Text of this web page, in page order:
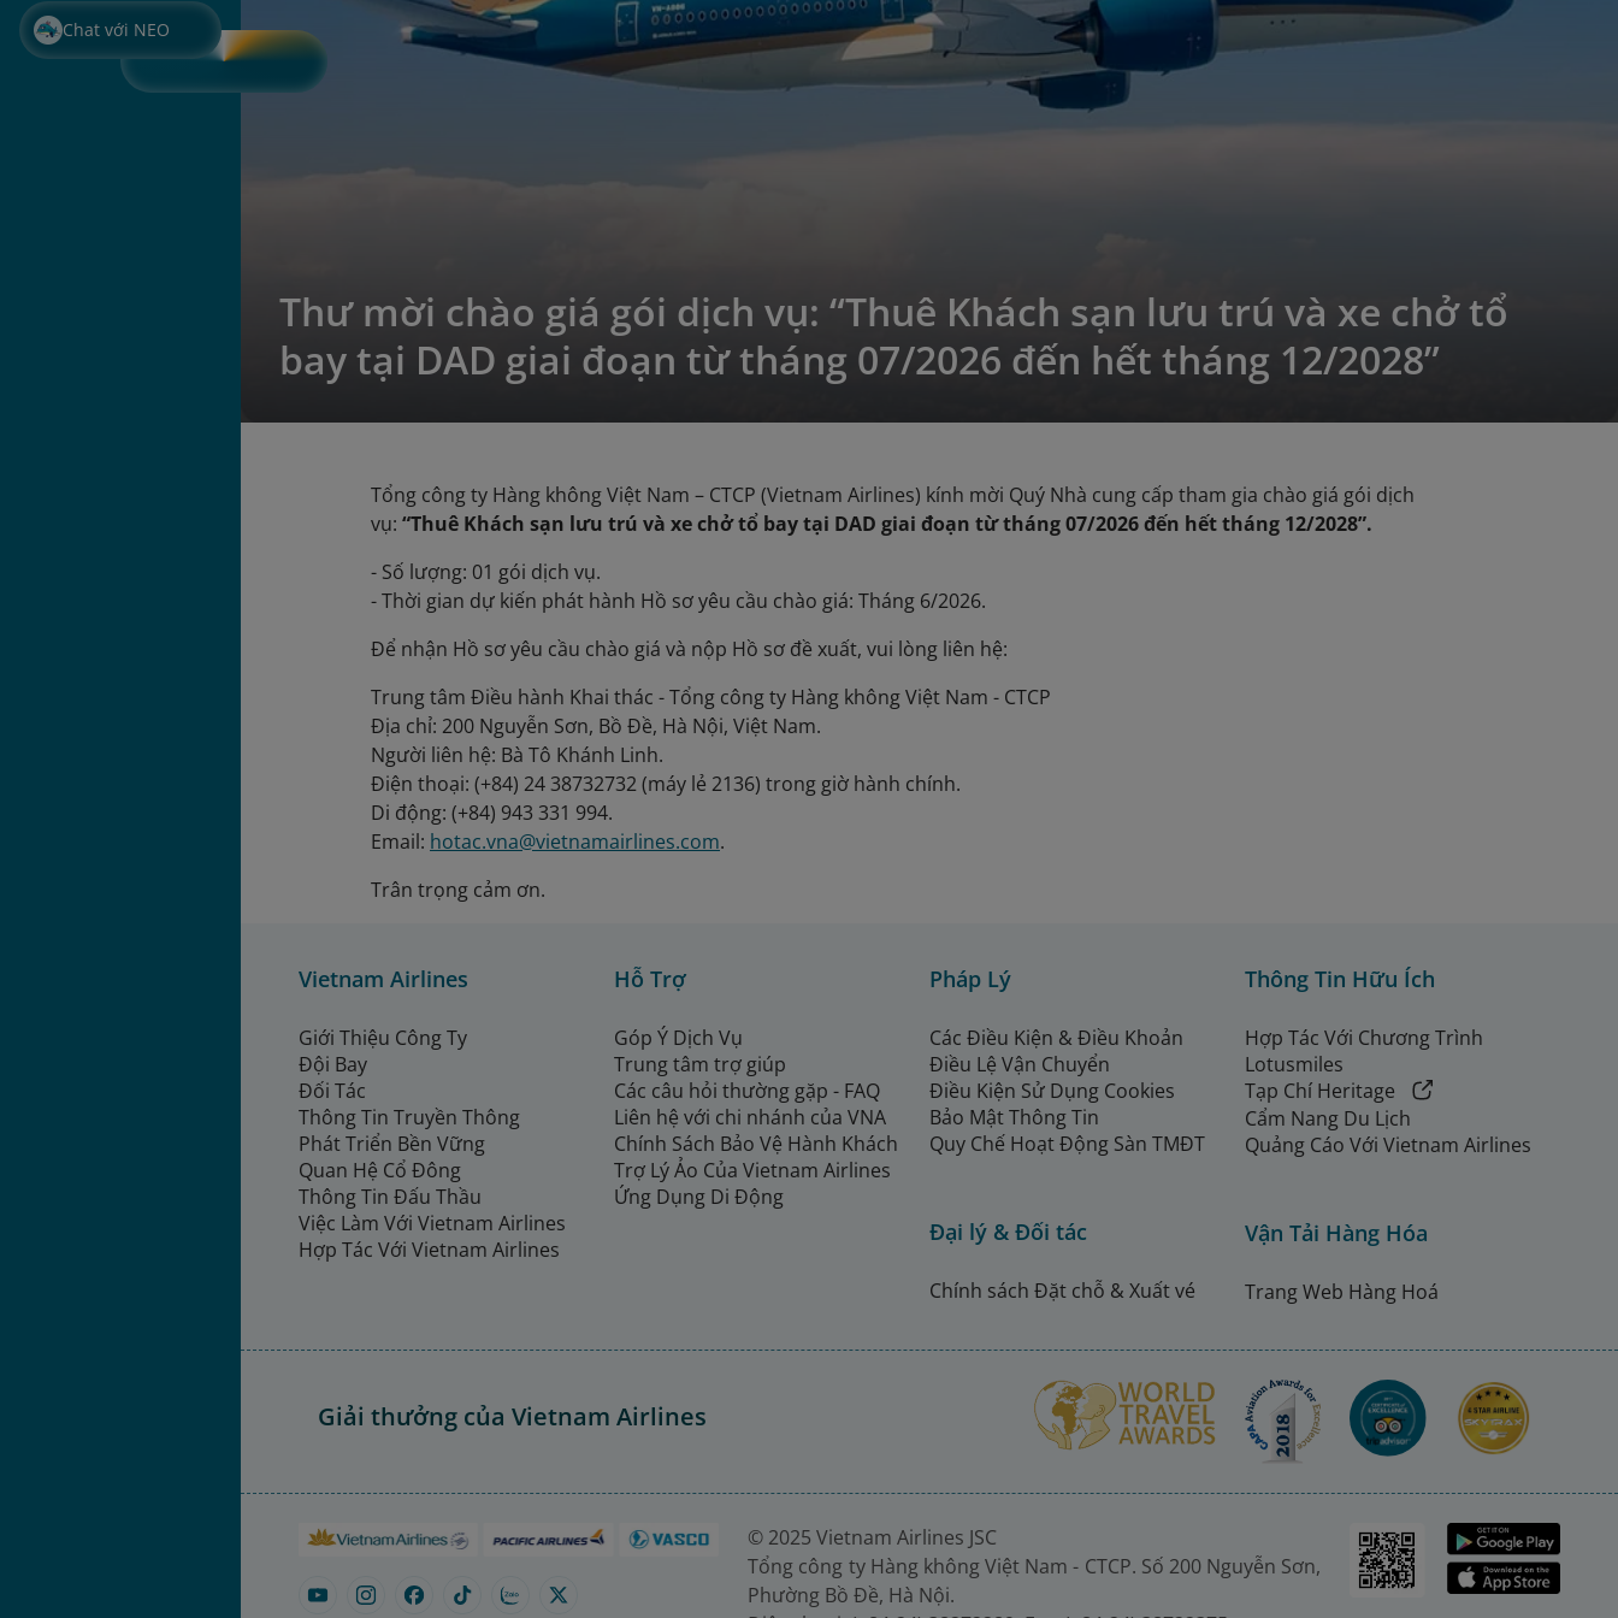
Chat với NEO
Thư mời chào giá gói dịch vụ: “Thuê Khách sạn lưu trú và xe chở tổ
bay tại DAD giai đoạn từ tháng 07/2026 đến hết tháng 12/2028”
Tổng công ty Hàng không Việt Nam – CTCP (Vietnam Airlines) kính mời Quý Nhà cung cấp tham gia chào giá gói dịch
vụ: “Thuê Khách sạn lưu trú và xe chở tổ bay tại DAD giai đoạn từ tháng 07/2026 đến hết tháng 12/2028”.
- Số lượng: 01 gói dịch vụ.
- Thời gian dự kiến phát hành Hồ sơ yêu cầu chào giá: Tháng 6/2026.
Để nhận Hồ sơ yêu cầu chào giá và nộp Hồ sơ đề xuất, vui lòng liên hệ:
Trung tâm Điều hành Khai thác - Tổng công ty Hàng không Việt Nam - CTCP
Địa chỉ: 200 Nguyễn Sơn, Bồ Đề, Hà Nội, Việt Nam.
Người liên hệ: Bà Tô Khánh Linh.
Điện thoại: (+84) 24 38732732 (máy lẻ 2136) trong giờ hành chính.
Di động: (+84) 943 331 994.
Email: hotac.vna@vietnamairlines.com.
Trân trọng cảm ơn.
Vietnam Airlines
Giới Thiệu Công Ty
Đội Bay
Đối Tác
Thông Tin Truyền Thông
Phát Triển Bền Vững
Quan Hệ Cổ Đông
Thông Tin Đấu Thầu
Việc Làm Với Vietnam Airlines
Hợp Tác Với Vietnam Airlines
Hỗ Trợ
Góp Ý Dịch Vụ
Trung tâm trợ giúp
Các câu hỏi thường gặp - FAQ
Liên hệ với chi nhánh của VNA
Chính Sách Bảo Vệ Hành Khách
Trợ Lý Ảo Của Vietnam Airlines
Ứng Dụng Di Động
Pháp Lý
Các Điều Kiện & Điều Khoản
Điều Lệ Vận Chuyển
Điều Kiện Sử Dụng Cookies
Bảo Mật Thông Tin
Quy Chế Hoạt Động Sàn TMĐT
Đại lý & Đối tác
Chính sách Đặt chỗ & Xuất vé
Thông Tin Hữu Ích
Hợp Tác Với Chương Trình
Lotusmiles
Tạp Chí Heritage
Cẩm Nang Du Lịch
Quảng Cáo Với Vietnam Airlines
Vận Tải Hàng Hóa
Trang Web Hàng Hoá
Giải thưởng của Vietnam Airlines
© 2025 Vietnam Airlines JSC
Tổng công ty Hàng không Việt Nam - CTCP. Số 200 Nguyễn Sơn,
Phường Bồ Đề, Hà Nội.